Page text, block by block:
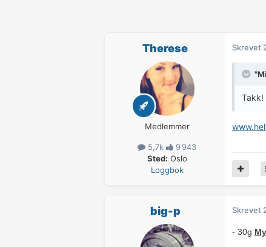
Therese
Medlemmer
5,7k
9 943
Sted: Oslo
Loggbok
Skrevet
Takk!
big-p Skrevet
- 30g